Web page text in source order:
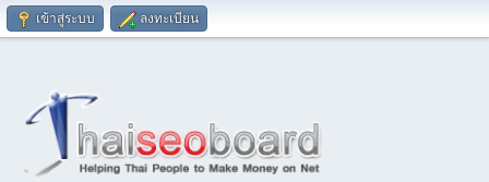
เข้าสู่ระบบ ลงทะเบียน